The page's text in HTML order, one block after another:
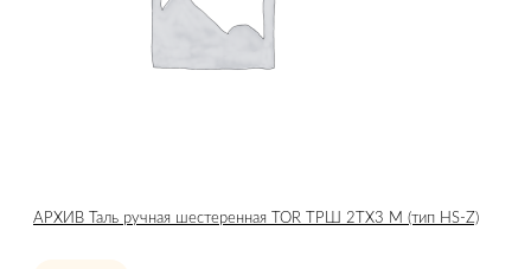
АРХИВ Таль ручная шестеренная TOR ТРШ 2ТХ3 М (тип HS-Z)